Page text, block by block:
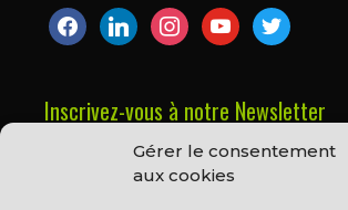
Gérer le consentement
aux cookies
facebooklinkedininstagramyoutubetwitter
Inscrivez-vous à notre Newsletter
Prénom ou nom complet